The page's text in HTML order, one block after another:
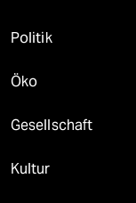
Politik
Öko
Gesellschaft
Kultur